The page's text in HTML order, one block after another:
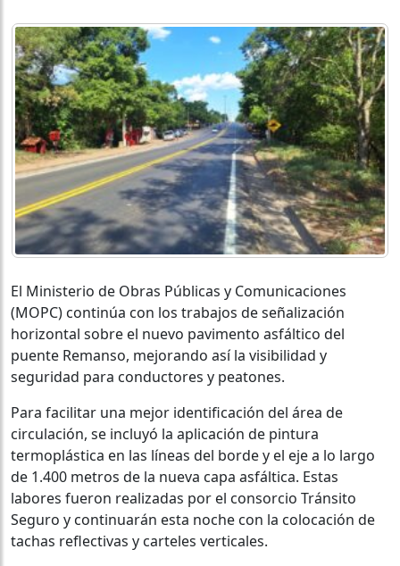
El Ministerio de Obras Públicas y Comunicaciones
(MOPC) continúa con los trabajos de señalización
horizontal sobre el nuevo pavimento asfáltico del
puente Remanso, mejorando así la visibilidad y
seguridad para conductores y peatones.
Para facilitar una mejor identificación del área de
circulación, se incluyó la aplicación de pintura
termoplástica en las líneas del borde y el eje a lo largo
de 1.400 metros de la nueva capa asfáltica. Estas
labores fueron realizadas por el consorcio Tránsito
Seguro y continuarán esta noche con la colocación de
tachas reflectivas y carteles verticales.